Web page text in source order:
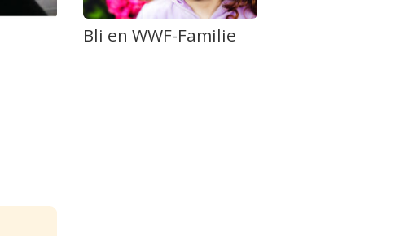
Bli en WWF-Familie